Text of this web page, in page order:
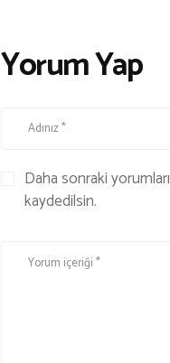
Yorum Yap
Daha sonraki
kaydedilsin.